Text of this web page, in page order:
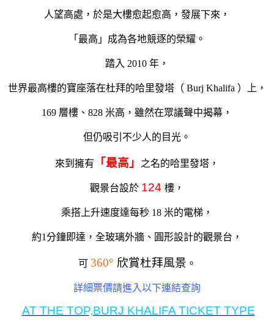
人望高處，於是大樓愈起愈高，發展下來，
「最高」成為各地競逐的榮耀。
踏入 2010 年，
世界最高樓的寶座落在杜拜的哈里發塔（ Burj Khalifa ）上，
169 層樓、828 米高，雖然在眾議聲中揭幕，
但仍吸引不少人的目光。
來到擁有 「最高」 之名的哈里發塔，
觀景台設於 124 樓，
乘搭上升速度達每秒 18 米的電梯，
約1分鐘即達，全玻璃外牆、圓形設計的觀景台，
可 360° 欣賞杜拜風景 。
詳細票價請進入以下連結查詢
AT THE TOP,BURJ KHALIFA TICKET TYPE